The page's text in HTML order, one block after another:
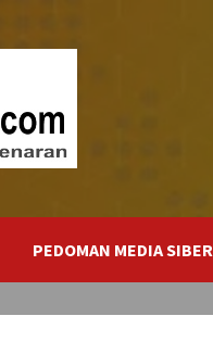
PEDOMAN MEDIA SIBER